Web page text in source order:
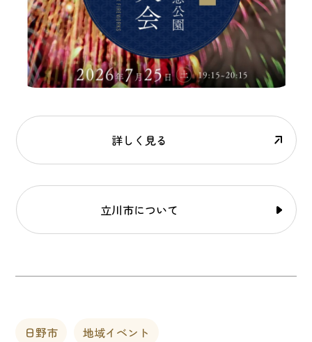
詳しく見る
立川市について
日野市 地域イベント